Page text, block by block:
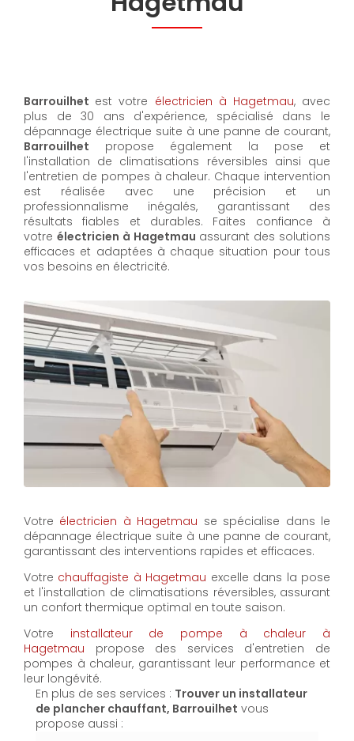
Barrouilhet est votre électricien à Hagetmau, avec
plus de 30 ans d'expérience, spécialisé dans le
dépannage électrique suite à une panne de courant,
Barrouilhet propose également la pose et
l'installation de climatisations réversibles ainsi que
l'entretien de pompes à chaleur. Chaque intervention
est réalisée avec une précision et un
professionnalisme inégalés, garantissant des
résultats fiables et durables. Faites confiance à
votre électricien à Hagetmau assurant des solutions
efficaces et adaptées à chaque situation pour tous
vos besoins en électricité.
Votre électricien à Hagetmau se spécialise dans le
dépannage électrique suite à une panne de courant,
garantissant des interventions rapides et efficaces.
Votre chauffagiste à Hagetmau excelle dans la pose
et l'installation de climatisations réversibles, assurant
un confort thermique optimal en toute saison.
Votre installateur de pompe à chaleur à
Hagetmau propose des services d'entretien de
pompes à chaleur, garantissant leur performance et
leur longévité.
En plus de ses services : Trouver un installateur
de plancher chauffant, Barrouilhet vous
propose aussi :